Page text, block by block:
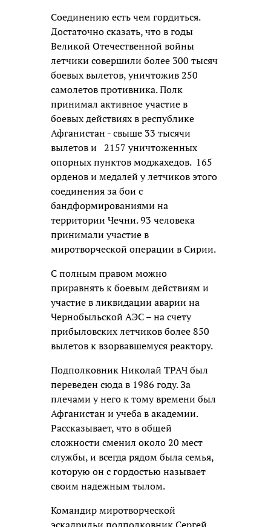
Соединению есть чем гордиться.
Достаточно сказать, что в годы
Великой Отечественной войны
летчики совершили более 300 тысяч
боевых вылетов, уничтожив 250
самолетов противника. Полк
принимал активное участие в
боевых действиях в республике
Афганистан - свыше 33 тысячи
вылетов и 2157 уничтоженных
опорных пунктов моджахедов. 165
орденов и медалей у летчиков этого
соединения за бои с
бандформированиями на
территории Чечни. 93 человека
принимали участие в
миротворческой операции в Сирии.
С полным правом можно
приравнять к боевым действиям и
участие в ликвидации аварии на
Чернобыльской АЭС – на счету
прибыловских летчиков более 850
вылетов к взорвавшемуся реактору.
Подполковник Николай ТРАЧ был
переведен сюда в 1986 году. За
плечами у него к тому времени был
Афганистан и учеба в академии.
Рассказывает, что в общей
сложности сменил около 20 мест
службы, и всегда рядом была семья,
которую он с гордостью называет
своим надежным тылом.
Командир миротворческой
эскадрильи подполковник Сергей